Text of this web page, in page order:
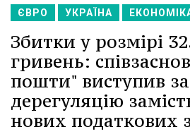
ЄВРО УКРАЇНА
Збитки у розмірі
гривень:
пошти" виступив за
дерегуляцію
нових податкових